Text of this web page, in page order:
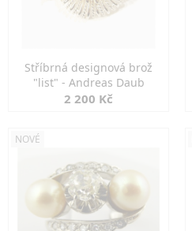
Stříbrná designová brož
"list" - Andreas Daub
2 200 Kč
NOVÉ